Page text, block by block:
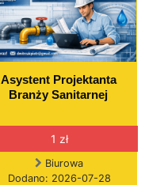
Asystent Projektanta
Branży Sanitarnej
1 zł
Biurowa
Dodano: 2026-07-28